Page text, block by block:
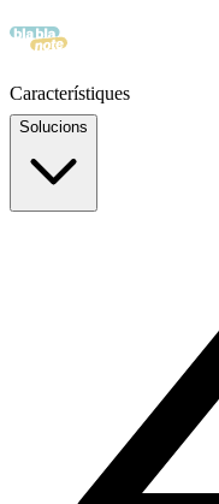
Característiques
Solucions